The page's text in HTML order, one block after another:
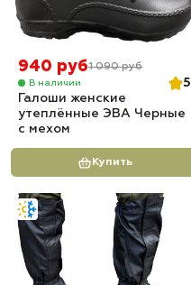
940 руб1 090 руб
В наличии
5
Галоши женские
утеплённые ЭВА Черные
с мехом
Купить